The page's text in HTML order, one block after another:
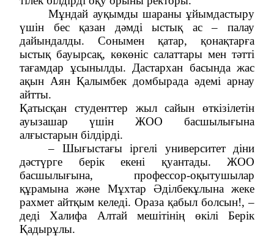
Мұндай ауқымды шараны ұйымдастыру
үшін бес қазан дәмді ыстық ас – палау
дайындалды. Сонымен қатар, қонақтарға
ыстық бауырсақ, көкөніс салаттары мен тәтті
тағамдар ұсынылды. Дастархан басында жас
ақын Аян Қалымбек домбырада әдемі арнау
айтты.
Қатысқан студенттер жыл сайын өткізілетін
ауызашар үшін ЖОО басшылығына
алғыстарын білдірді.
– Шығыстағы іргелі университет діни
дәстүрге берік екені қуантады. ЖОО
басшылығына, профессор-оқытушылар
құрамына және Мұхтар Әділбекұлына жеке
рахмет айтқым келеді. Ораза қабыл болсын!, –
деді Халифа Алтай мешітінің өкілі Берік
Қадырұлы.